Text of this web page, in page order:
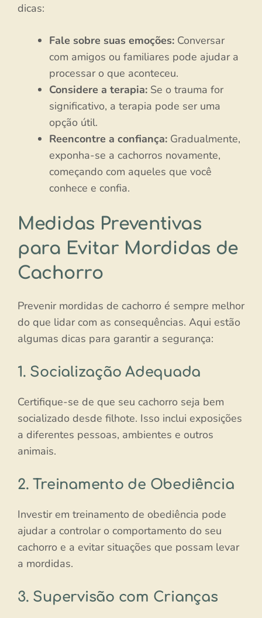
dicas:
Fale sobre suas emoções: Conversar
com amigos ou familiares pode ajudar a
processar o que aconteceu.
Considere a terapia: Se o trauma for
significativo, a terapia pode ser uma
opção útil.
Reencontre a confiança: Gradualmente,
exponha-se a cachorros novamente,
começando com aqueles que você
conhece e confia.
Medidas Preventivas
para Evitar Mordidas de
Cachorro
Prevenir mordidas de cachorro é sempre melhor
do que lidar com as consequências. Aqui estão
algumas dicas para garantir a segurança:
1. Socialização Adequada
Certifique-se de que seu cachorro seja bem
socializado desde filhote. Isso inclui exposições
a diferentes pessoas, ambientes e outros
animais.
2. Treinamento de Obediência
Investir em treinamento de obediência pode
ajudar a controlar o comportamento do seu
cachorro e a evitar situações que possam levar
a mordidas.
3. Supervisão com Crianças